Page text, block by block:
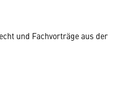
und Fachvorträge aus der